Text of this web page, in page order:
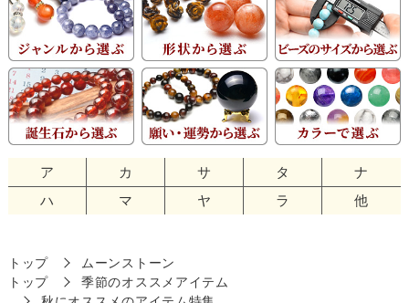
ア カ サ タ
ナ
ハ
マ ヤ ラ 他
トップ
ムーンストーン
トップ
季節のオススメアイテム